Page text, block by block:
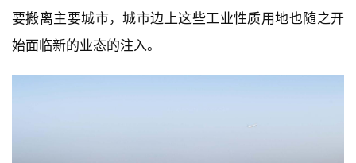
要搬离主要城市，城市边上这些工业性质用地也随之开
始面临新的业态的注入。